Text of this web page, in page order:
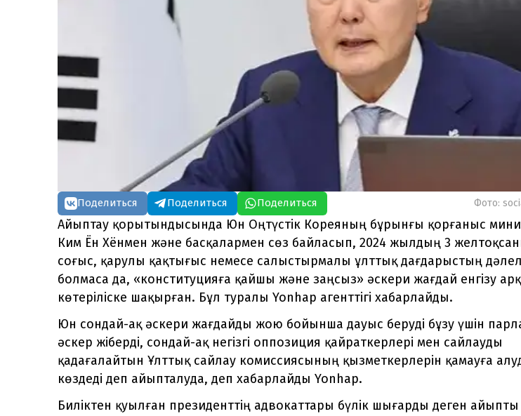
Поделиться Поделиться Поделиться Фото:
Айыптау қорытындысында Юн Оңтүстік Кореяның бұрынғы қорғаныс
Ким Ён Хёнмен және басқалармен сөз байласып, 2024 жылдың 3
соғыс, қарулы қақтығыс немесе салыстырмалы ұлттық дағдарыстың
болмаса да, «конституцияға қайшы және заңсыз» әскери жағдай енгізу
көтеріліске шақырған. Бұл туралы Yonhap агенттігі хабарлайды.
Юн сондай-ақ әскери жағдайды жою бойынша дауыс беруді бұзу үшін
әскер жіберді, сондай-ақ негізгі оппозиция қайраткерлері мен сайлауды
қадағалайтын Ұлттық сайлау комиссиясының қызметкерлерін қамауға
көздеді деп айыпталуда, деп хабарлайды Yonhap.
Биліктен қуылған президенттің адвокаттары бүлік шығарды деген